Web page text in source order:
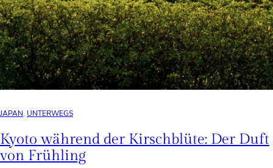
JAPAN, UNTERWEGS
Kyoto während der Kirschblüte: Der Duft
von Frühling